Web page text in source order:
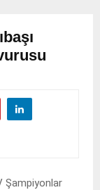
Şampiyonlar